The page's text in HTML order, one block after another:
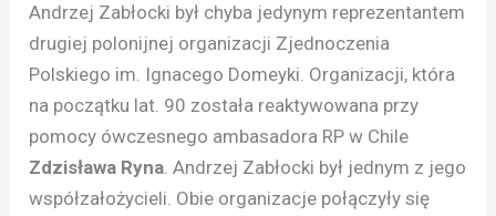
Andrzej Zabłocki był chyba jedynym reprezentantem
drugiej polonijnej organizacji Zjednoczenia
Polskiego im. Ignacego Domeyki. Organizacji, która
na początku lat. 90 została reaktywowana przy
pomocy ówczesnego ambasadora RP w Chile
Zdzisława Ryna. Andrzej Zabłocki był jednym z jego
współzałożycieli. Obie organizacje połączyły się